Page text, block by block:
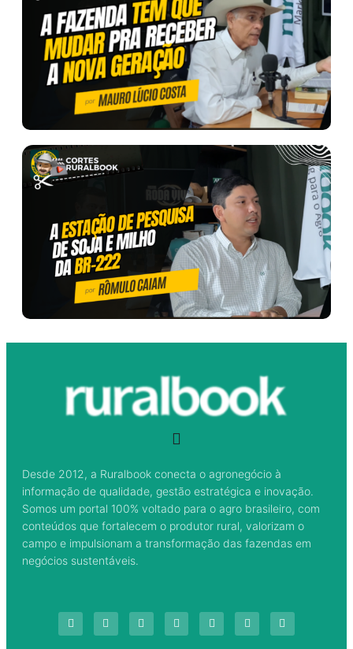
Desde 2012, a Ruralbook conecta o agronegócio à
informação de qualidade, gestão estratégica e inovação.
Somos um portal 100% voltado para o agro brasileiro, com
conteúdos que fortalecem o produtor rural, valorizam o
campo e impulsionam a transformação das fazendas em
negócios sustentáveis.